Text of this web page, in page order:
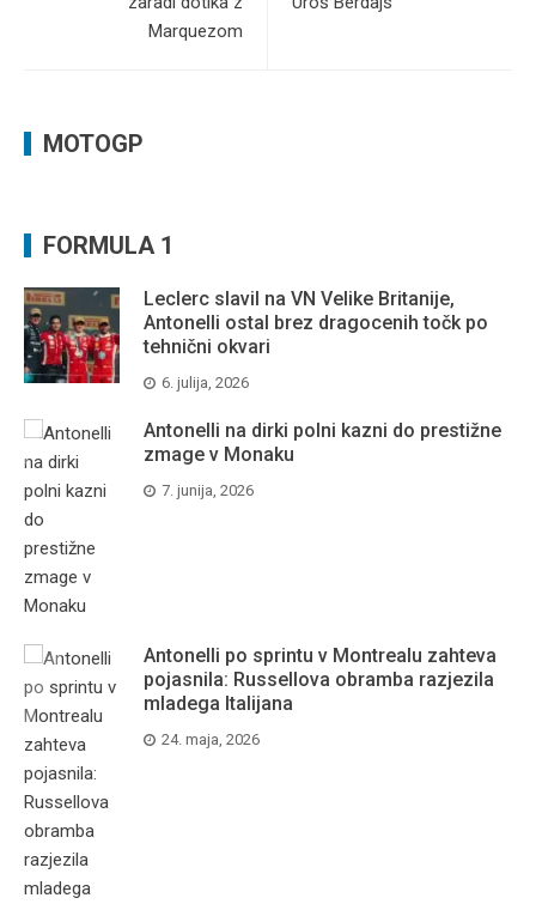
Marquezom
MOTOGP
FORMULA 1
Leclerc slavil na VN Velike Britanije,
Antonelli ostal brez dragocenih točk po
tehnični okvari
6. julija, 2026
Antonelli na dirki polni kazni do prestižne
zmage v Monaku
7. junija, 2026
Antonelli po sprintu v Montrealu zahteva
pojasnila: Russellova obramba razjezila
mladega Italijana
24. maja, 2026